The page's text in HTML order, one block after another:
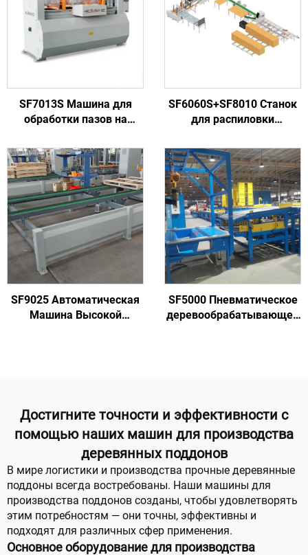
SF7013S Машина для
обработки пазов на
высокой
производительностью,
автоматическая, с двумя
головками
SF6060S+SF8010 Станок
для распиловки
скоростью для
изготовления
деревянных
europоддонов
SF9025 Автоматическая
Машина Высокой
SF5000 Пневматическое
деревообрабатывающее
Достигните точности и эффективности с
помощью наших машин для производства
деревянных поддонов
В мире логистики и производства прочные деревянные
поддоны всегда востребованы. Наши машины для
производства поддонов созданы, чтобы удовлетворять
этим потребностям — они точны, эффективны и
подходят для различных сфер применения.
Основное оборудование для производства